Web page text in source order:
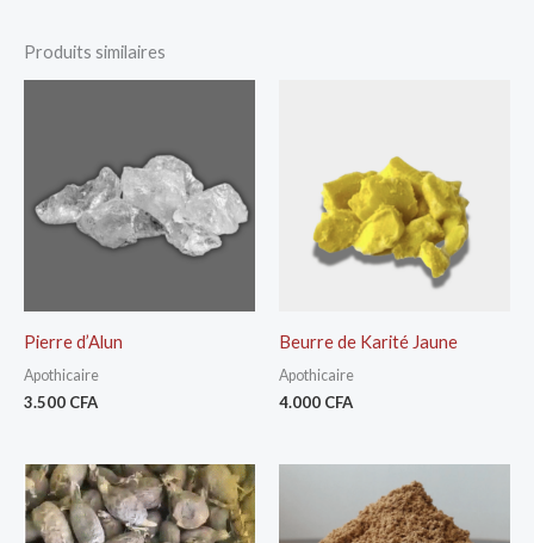
Produits similaires
Pierre d’Alun
Apothicaire
3.500 CFA
Beurre de Karité Jaune
Apothicaire
4.000 CFA